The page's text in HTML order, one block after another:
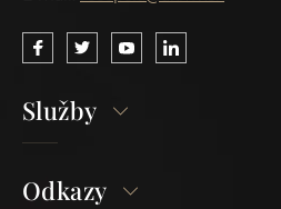
Služby
Odkazy